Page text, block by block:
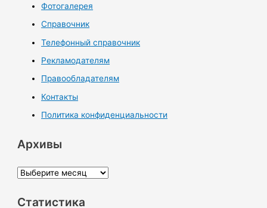
Фотогалерея
Справочник
Телефонный справочник
Рекламодателям
Правообладателям
Контакты
Политика конфиденциальности
Архивы
А
х
Статистика